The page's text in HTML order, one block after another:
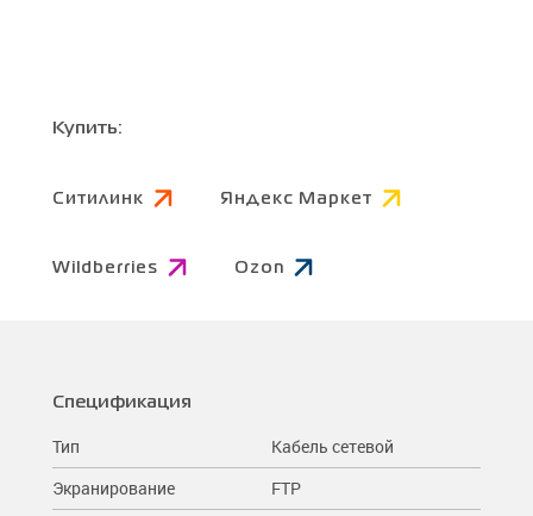
Купить:
Ситилинк Яндекс Маркет
Wildberries Ozon
Спецификация
Тип
Кабель сетевой
Экранирование
FTP